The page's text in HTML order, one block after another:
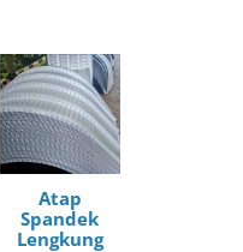
Atap
Spandek
Lengkung